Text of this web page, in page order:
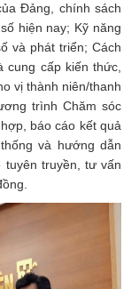
Đảng, chính sách
hiện nay; Kỹ năng
và phát triển; Cách
cung cấp kiến thức,
vị thành niên/thanh
trình Chăm sóc
báo cáo kết quả
và hướng dẫn
tuyên truyền, tư vấn